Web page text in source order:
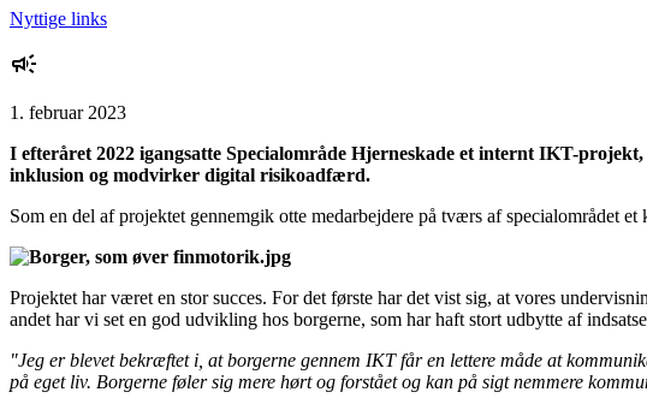
Nyttige links
1. februar 2023
I efteråret 2022 igangsatte Specialområde Hjerneskade et internt IKT-
inklusion og modvirker digital risikoadfærd.
Som en del af projektet gennemgik otte medarbejdere på tværs af specialområdet
Projektet har været en stor succes. For det første har det vist sig, at vores
andet har vi set en god udvikling hos borgerne, som har haft stort udbytte af
"Jeg er blevet bekræftet i, at borgerne gennem IKT får en lettere måde at
på eget liv. Borgerne føler sig mere hørt og forstået og kan på sigt nemmere